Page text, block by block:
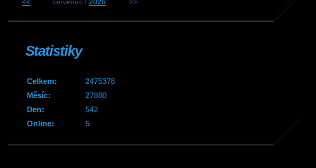
<< červenec /2026 >>
Statistiky
Online: 5
Celkem:
2475378
Měsíc:
27880
Den:
542